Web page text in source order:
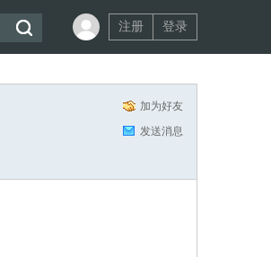
注册 登录
加为好友
发送消息